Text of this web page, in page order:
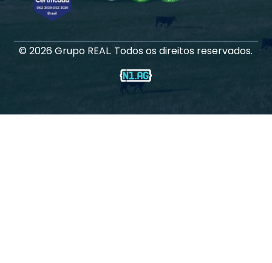
©2026Grupo REAL. Todos os direitos reservados.